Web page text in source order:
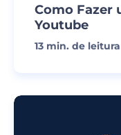
Como Fazer
Youtube
13 min. de leitura